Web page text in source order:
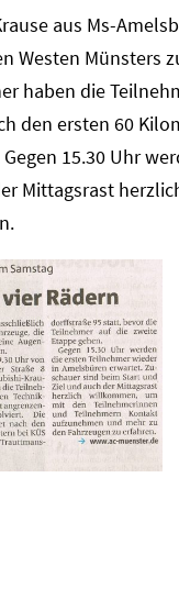
aus Ms-
Westen Münsters
haben die
den ersten 60
15.30 Uhr
Mittagsrast